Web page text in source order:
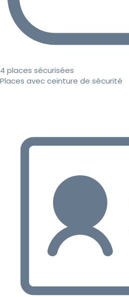
4 places sécurisées
Places avec ceinture de sécurité